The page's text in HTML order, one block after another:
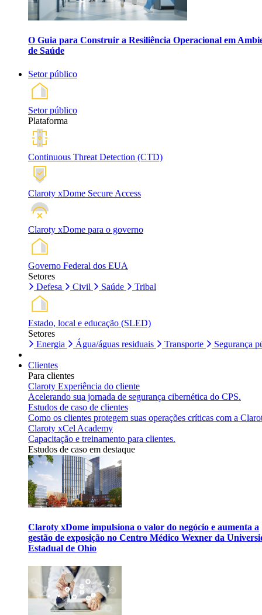
O Guia para Construir a Resiliência Operacional em
de Saúde
Setor público
Setor público
Plataforma
Continuous Threat Detection (CTD)
Claroty xDome Secure Access
Claroty xDome para o governo
Governo Federal dos EUA
Setores
Defesa
Civil Saúde Tribal
Estado, local e educação (SLED)
Setores
Energia
Água/águas residuais Transporte Segurança
Clientes
Para clientes
Claroty Experiência do cliente
Acelerando sua jornada de segurança cibernética do CPS.
Estudos de caso de clientes
Como os clientes protegem suas operações críticas com a
Claroty xCel Academy
Capacitação e treinamento para clientes.
Estudos de caso em destaque
Claroty xDome impulsiona o valor do negócio e aumenta a
gestão de exposição no Centro Médico Wexner da
Estadual de Ohio